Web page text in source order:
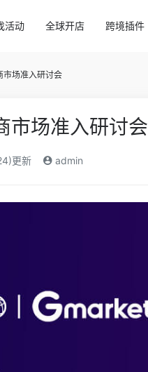
活动 全球开店 跨境插件
场准入研讨会
市场准入研讨会
更新 admin